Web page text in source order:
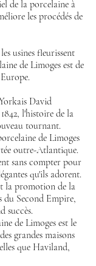
de la porcelaine à
les procédés de
usines fleurissent
de Limoges est de
David
l'histoire de la
tournant.
de Limoges
outre-Atlantique.
sans compter pour
qu'ils adorent.
la promotion de la
du Second Empire,
succès.
de Limoges est le
grandes maisons
que Haviland,